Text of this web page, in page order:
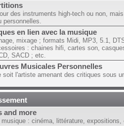
des instruments high-tech ou non,
en lien avec la musique
mixage ; formats Midi, MP3, 5.1,
: chaines hifi, cartes son,
SACD ; etc.
Musicales Personnelles
soit l'artiste amenant des critiques sous
and more
: cinéma, littérature, expositions,